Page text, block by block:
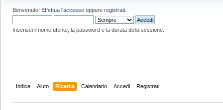
Benvenuto! Effettua l'accesso oppure registrati
Inserisci il nome utente, la password e la durata della sessione.
Indice Aiuto Ricerca Calendario Accedi Registrati